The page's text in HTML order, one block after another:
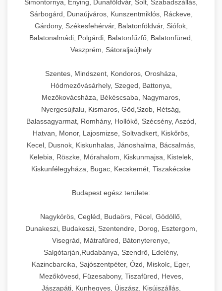
Simontornya, Enying, Dunaföldvár, Solt, Szabadszállás,
Sárbogárd, Dunaújváros, Kunszentmiklós, Ráckeve,
Gárdony, Székesfehérvár, Balatonföldvár, Siófok,
Balatonalmádi, Polgárdi, Balatonfűzfő, Balatonfüred,
Veszprém, Sátoraljaújhely
Szentes, Mindszent, Kondoros, Orosháza,
Hódmezővásárhely, Szeged, Battonya,
Mezőkovácsháza, Békéscsaba, Nagymaros,
Nyergesújfalu, Kismaros, Göd,Szob, Rétság,
Balassagyarmat, Romhány, Hollókő, Szécsény, Aszód,
Hatvan, Monor, Lajosmizse, Soltvadkert, Kiskőrös,
Kecel, Dusnok, Kiskunhalas, Jánoshalma, Bácsalmás,
Kelebia, Röszke, Mórahalom, Kiskunmajsa, Kistelek,
Kiskunfélegyháza, Bugac, Kecskemét, Tiszakécske
Budapest egész területe:
Nagykörös, Cegléd, Budaörs, Pécel, Gödöllő,
Dunakeszi, Budakeszi, Szentendre, Dorog, Esztergom,
Visegrád, Mátrafüred, Bátonyterenye,
Salgótarján,Rudabánya, Szendrő, Edelény,
Kazincbarcika, Sajószentpéter, Ózd, Miskolc, Eger,
Mezőkövesd, Füzesabony, Tiszafüred, Heves,
Jászapáti, Kunhegyes, Újszász, Kisújszállás,